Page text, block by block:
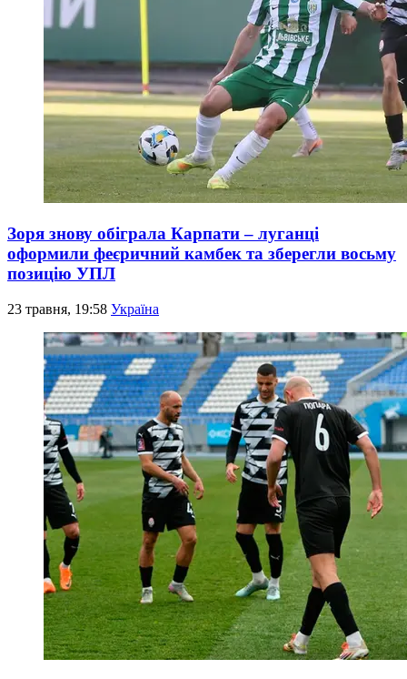
Зоря знову обіграла Карпати – луганці
оформили феєричний камбек та зберегли восьму
позицію УПЛ
23 травня, 19:58 Україна